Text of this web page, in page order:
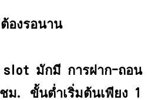
องรอนาน
slot มักมี การฝาก-ถอน
ม. ขั้นต่ำเริ่มต้นเพียง 1